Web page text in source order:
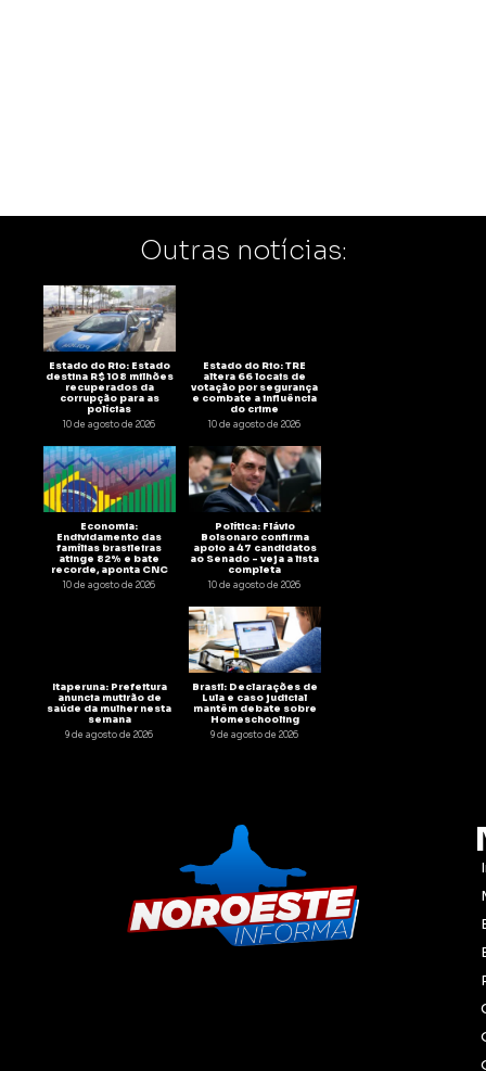
Outras notícias:
Estado do Rio: Estado
destina R$ 108 milhões
recuperados da
corrupção para as
polícias
10 de agosto de 2026
Estado do Rio: TRE
altera 66 locais de
votação por segurança
e combate a influência
do crime
10 de agosto de 2026
Economia:
Endividamento das
famílias brasileiras
atinge 82% e bate
recorde, aponta CNC
10 de agosto de 2026
Política: Flávio
Bolsonaro confirma
apoio a 47 candidatos
ao Senado – veja a lista
completa
10 de agosto de 2026
Itaperuna: Prefeitura
anuncia mutirão de
saúde da mulher nesta
semana
9 de agosto de 2026
Brasil: Declarações de
Lula e caso judicial
mantêm debate sobre
Homeschooling
9 de agosto de 2026